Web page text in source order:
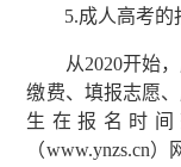
5.成人高考的
从2020开始，
缴费、填报志愿
生在报名时
（www.ynzs.cn